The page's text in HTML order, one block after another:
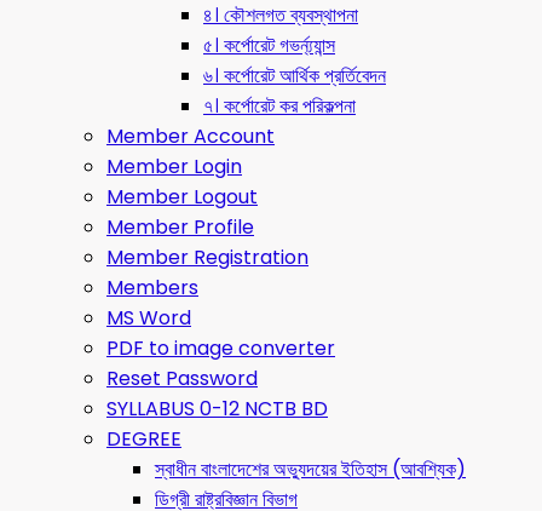
৪। কৌশলগত ব্যবস্থাপনা
৫। কর্পোরেট গভর্ন্য্যান্স
৬। কর্পোরেট আর্থিক প্রর্তিবেদন
৭। কর্পোরেট কর পরিকল্পনা
Member Account
Member Login
Member Logout
Member Profile
Member Registration
Members
MS Word
PDF to image converter
Reset Password
SYLLABUS 0-12 NCTB BD
DEGREE
স্বাধীন বাংলাদেশের অভ্যুদয়ের ইতিহাস (আবশ্যিক)
ডিগ্রী রাষ্ট্রবিজ্ঞান বিভাগ